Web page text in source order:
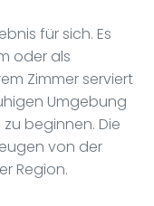
für sich. Es
oder als
Zimmer serviert
Umgebung
beginnen. Die
von der
Region.